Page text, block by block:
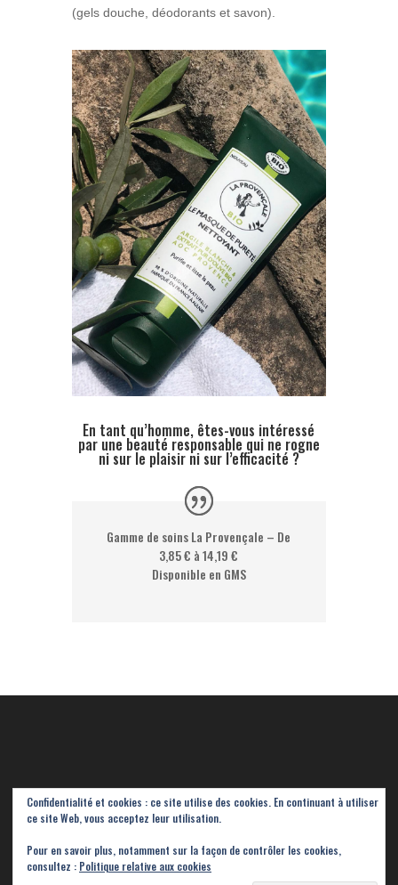
(gels douche, déodorants et savon).
En tant qu’homme, êtes-vous intéressé
par une beauté responsable qui ne rogne
ni sur le plaisir ni sur l’efficacité ?
Gamme de soins La Provençale – De
3,85 € à 14,19 €
Disponible en GMS
Confidentialité et cookies : ce site utilise des cookies. En continuant à utiliser
ce site Web, vous acceptez leur utilisation.
Pour en savoir plus, notamment sur la façon de contrôler les cookies,
consultez : Politique relative aux cookies